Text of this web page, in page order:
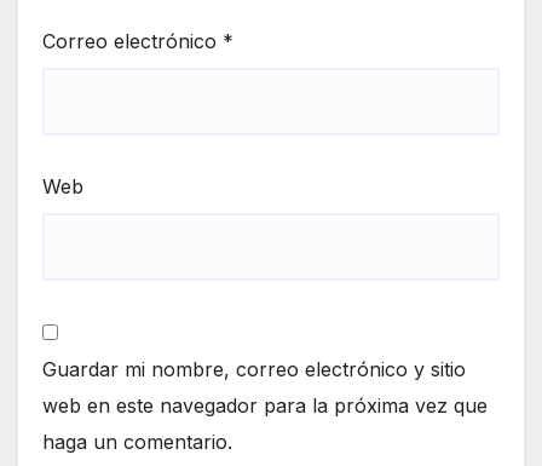
Correo electrónico *
Web
Guardar mi nombre, correo electrónico y sitio
web en este navegador para la próxima vez que
haga un comentario.